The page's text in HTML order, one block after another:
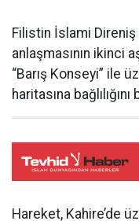
Filistin İslami Direniş
anlaşmasının ikinci
“Barış Konseyi” ile
haritasına
Hareket, Kahire’de